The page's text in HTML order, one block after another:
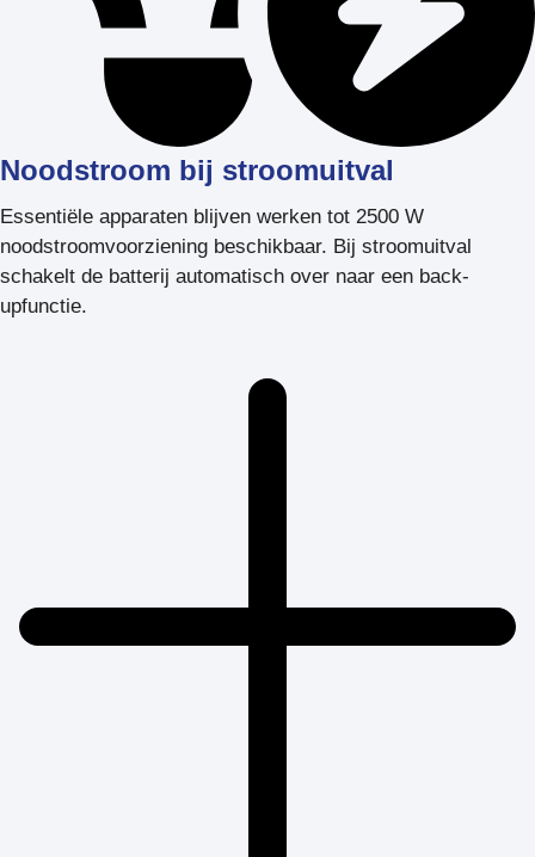
Noodstroom bij stroomuitval
Essentiële apparaten blijven werken tot 2500 W
noodstroomvoorziening beschikbaar. Bij stroomuitval
schakelt de batterij automatisch over naar een back-
upfunctie.